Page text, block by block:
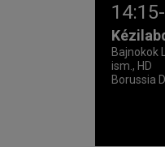
Bajnokok
ism., HD
Borussia